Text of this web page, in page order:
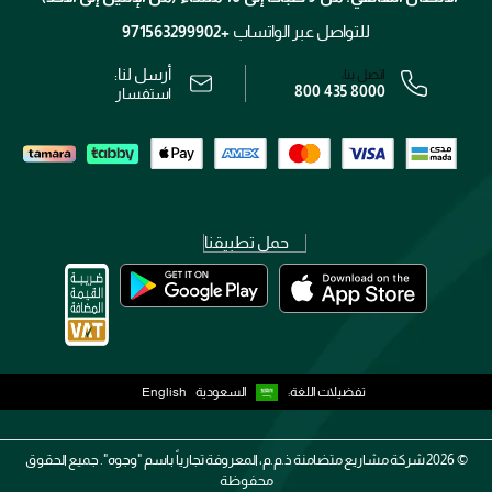
الشروط و الأحكام
رقم السجل التجاري: 7013320481 — صادر من وزارة التجارة
للتواصل عبر الواتساب +971563299902
اتصل بنا:
800 435 8000
أرسل لنا:
استفسار
حمل تطبيقنا
تفضيلات اللغة: السعودية English
2026 ©شركة مشاريع متضامنة ذ.م.م، المعروفة تجارياً باسم "وجوه". جميع الحقوق
محفوظة